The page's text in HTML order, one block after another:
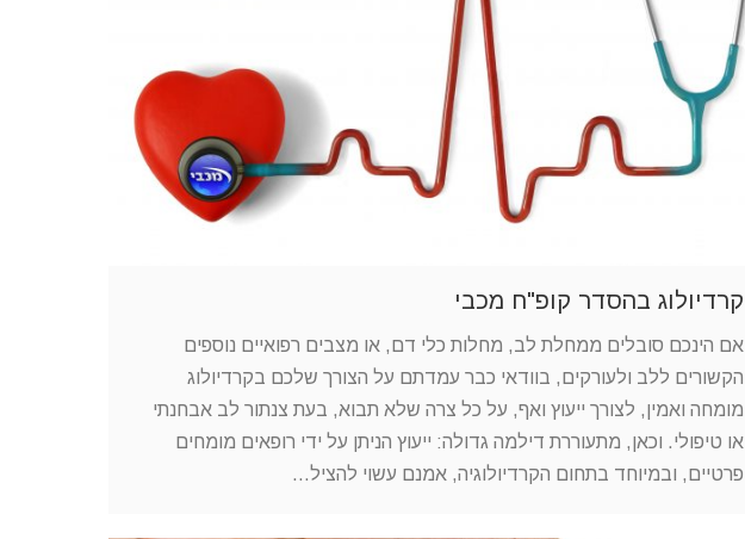
קרדיולוג בהסדר קופ"ח מכבי
אם הינכם סובלים ממחלת לב, מחלות כלי דם, או מצבים רפואיים נוספים
הקשורים ללב ולעורקים, בוודאי כבר עמדתם על הצורך שלכם בקרדיולוג
מומחה ואמין, לצורך ייעוץ ואף, על כל צרה שלא תבוא, בעת צנתור לב אבחנתי
או טיפולי. וכאן, מתעוררת דילמה גדולה: ייעוץ הניתן על ידי רופאים מומחים
פרטיים, ובמיוחד בתחום הקרדיולוגיה, אמנם עשוי להציל…